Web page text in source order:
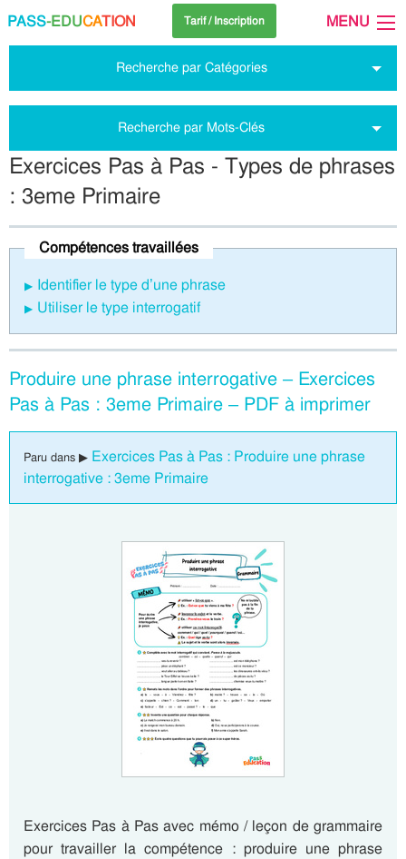
PASS-EDUCATION Tarif / Inscription MENU
Recherche par Catégories
Recherche par Mots-Clés
Exercices Pas à Pas - Types de phrases
: 3eme Primaire
Compétences travaillées
Identifier le type d’une phrase
Utiliser le type interrogatif
Produire une phrase interrogative – Exercices
Pas à Pas : 3eme Primaire – PDF à imprimer
Paru dans ▶ Exercices Pas à Pas : Produire une phrase
interrogative : 3eme Primaire
Exercices Pas à Pas avec mémo / leçon de grammaire
pour travailler la compétence : produire une phrase